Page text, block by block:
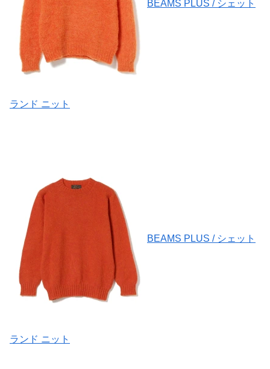
BEAMS PLUS / シェット
ランド ニット
BEAMS PLUS / シェット
ランド ニット